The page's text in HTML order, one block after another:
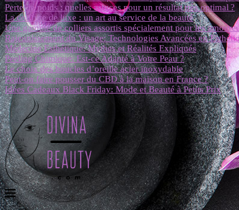
Perte de poids : quelles astuces pour un résultat très optimal ?
La coiffure de luxe : un art au service de la beauté
Une gamme de colliers assortis spécialement pour les
Rajeunissement du Visage: Technologies Avancées en
Médecine Esthétique: Mythes et Réalités Expliqués
Peeling Chimique: Est-ce Adapté à Votre Peau ?
Le choix des boucles d’oreille acier inoxydable
Peut-on faire pousser du CBD à la maison en France ?
Idées Cadeaux Black Friday: Mode et Beauté à Petits Prix